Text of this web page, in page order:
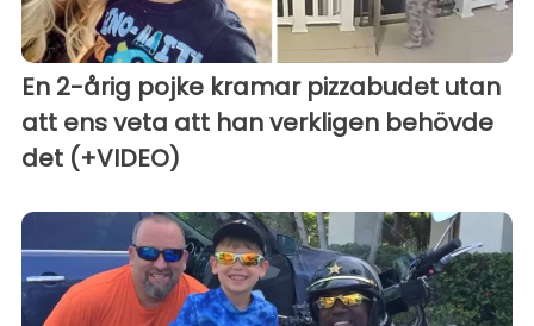
En 2-årig pojke kramar pizzabudet utan
att ens veta att han verkligen behövde
det (+VIDEO)